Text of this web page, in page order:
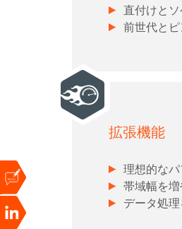
直付けと
前世代と
拡張機能
理想的な
帯域幅を
データ処